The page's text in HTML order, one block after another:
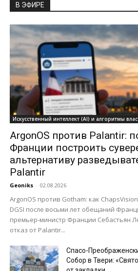
В ЭФИРЕ
Искусственный интеллект (AI) и алгоритмы
ArgonOS против Palantir:
Франции построить
альтернативу
Palantir
Geoniks - 02.08.2026
ArgonOS против Gotham: как
DGSI после восьми лет обещаний
премьер-министр Франции Себастьян
отказ от Palantir...
Спасо-
Собор в Твери: